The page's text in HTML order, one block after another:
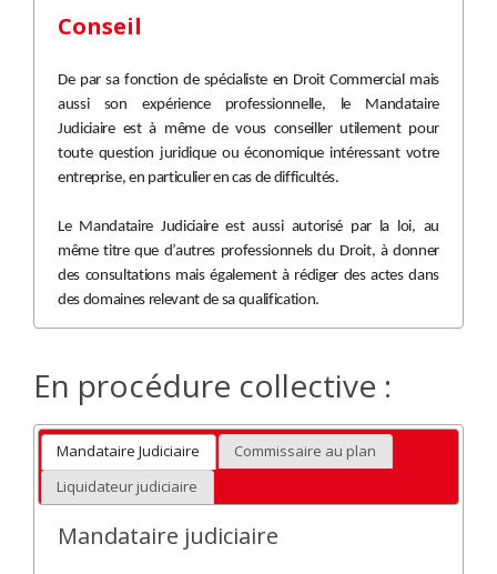
Conseil
De par sa fonction de spécialiste en Droit Commercial mais
aussi son expérience professionnelle, le Mandataire
Judiciaire est à même de vous conseiller utilement pour
toute question juridique ou économique intéressant votre
entreprise, en particulier en cas de difficultés.
Le Mandataire Judiciaire est aussi autorisé par la loi, au
même titre que d’autres professionnels du Droit, à donner
des consultations mais également à rédiger des actes dans
des domaines relevant de sa qualification.
En procédure collective :
Mandataire Judiciaire
Commissaire au plan
Liquidateur judiciaire
Mandataire judiciaire